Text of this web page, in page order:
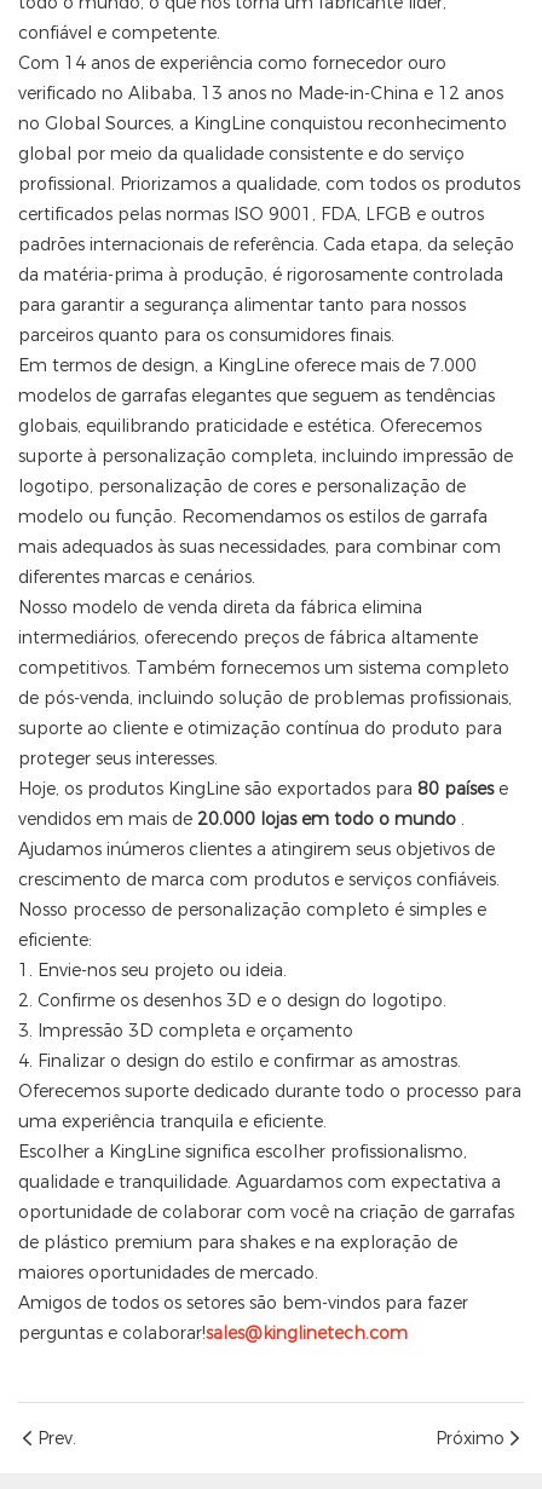
confiável e competente.
Com 14 anos de experiência como fornecedor ouro
verificado no Alibaba, 13 anos no Made-in-China e 12 anos
no Global Sources, a KingLine conquistou reconhecimento
global por meio da qualidade consistente e do serviço
profissional. Priorizamos a qualidade, com todos os produtos
certificados pelas normas ISO 9001, FDA, LFGB e outros
padrões internacionais de referência. Cada etapa, da seleção
da matéria-prima à produção, é rigorosamente controlada
para garantir a segurança alimentar tanto para nossos
parceiros quanto para os consumidores finais.
Em termos de design, a KingLine oferece mais de 7.000
modelos de garrafas elegantes que seguem as tendências
globais, equilibrando praticidade e estética. Oferecemos
suporte à personalização completa, incluindo impressão de
logotipo, personalização de cores e personalização de
modelo ou função. Recomendamos os estilos de garrafa
mais adequados às suas necessidades, para combinar com
diferentes marcas e cenários.
Nosso modelo de venda direta da fábrica elimina
intermediários, oferecendo preços de fábrica altamente
competitivos. Também fornecemos um sistema completo
de pós-venda, incluindo solução de problemas profissionais,
suporte ao cliente e otimização contínua do produto para
proteger seus interesses.
Hoje, os produtos KingLine são exportados para 80 paísese
vendidos em mais de 20.000 lojas em todo o mundo .
Ajudamos inúmeros clientes a atingirem seus objetivos de
crescimento de marca com produtos e serviços confiáveis.
Nosso processo de personalização completo é simples e
eficiente:
1. Envie-nos seu projeto ou ideia.
2. Confirme os desenhos 3D e o design do logotipo.
3. Impressão 3D completa e orçamento
4. Finalizar o design do estilo e confirmar as amostras.
Oferecemos suporte dedicado durante todo o processo para
uma experiência tranquila e eficiente.
Escolher a KingLine significa escolher profissionalismo,
qualidade e tranquilidade. Aguardamos com expectativa a
oportunidade de colaborar com você na criação de garrafas
de plástico premium para shakes e na exploração de
maiores oportunidades de mercado.
Amigos de todos os setores são bem-vindos para fazer
perguntas e colaborar!sales@kinglinetech.com
Prev. Próximo